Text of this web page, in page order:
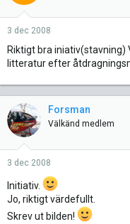
3 dec 2008
Riktigt bra iniativ(stavning)
litteratur efter
Forsman
Välkänd medlem
3 dec 2008
Initiativ.
Jo, riktigt värdefullt.
Skrev ut bilden!